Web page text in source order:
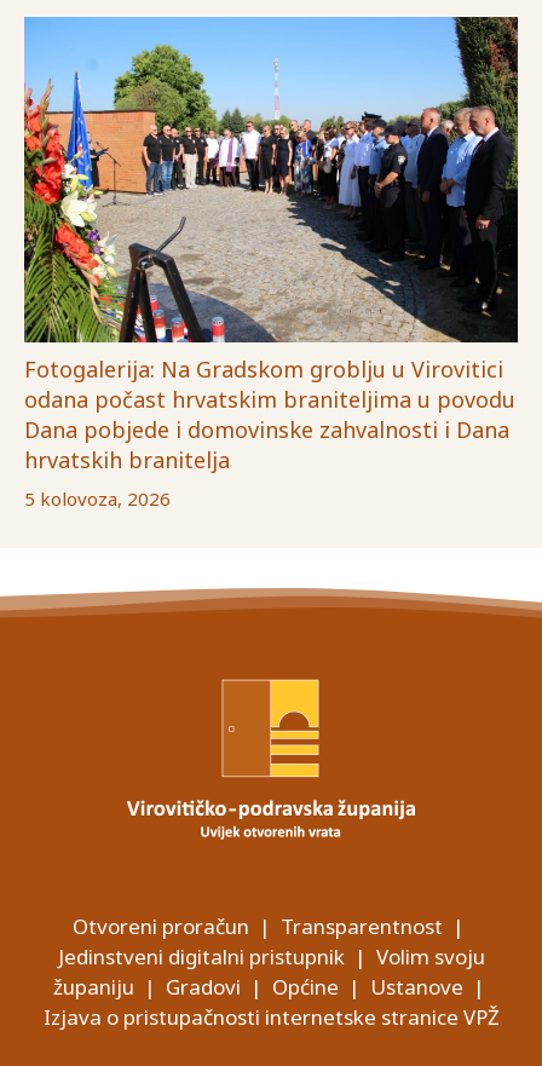
Fotogalerija: Na Gradskom groblju u Virovitici
odana počast hrvatskim braniteljima u povodu
Dana pobjede i domovinske zahvalnosti i Dana
hrvatskih branitelja
5 kolovoza, 2026
Otvoreni proračun | Transparentnost |
Jedinstveni digitalni pristupnik| Volim svoju
županiju | Gradovi | Općine | Ustanove |
Izjava o pristupačnosti internetske stranice VPŽ